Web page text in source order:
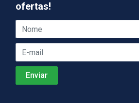
ofertas!